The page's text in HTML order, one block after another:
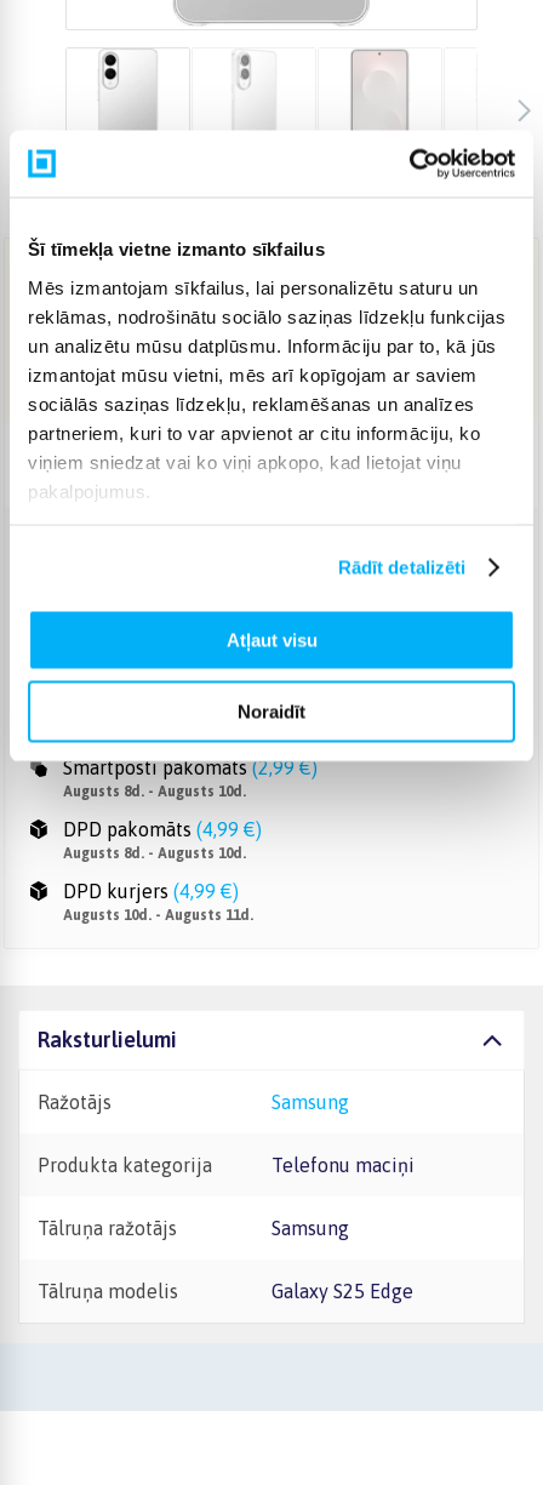
Šī tīmekļa vietne izmanto sīkfailus
Mēs izmantojam sīkfailus, lai personalizētu saturu un
reklāmas, nodrošinātu sociālo saziņas līdzekļu funkcijas
un analizētu mūsu datplūsmu. Informāciju par to, kā jūs
izmantojat mūsu vietni, mēs arī kopīgojam ar saviem
sociālās saziņas līdzekļu, reklamēšanas un analīzes
partneriem, kuri to var apvienot ar citu informāciju, ko
viņiem sniedzat vai ko viņi apkopo, kad lietojat viņu
pakalpojumus.
Rādīt detalizēti
Atļaut visu
Noraidīt
12,10 €
IELIKT GROZĀ
Piegāde: 2-3 d.d.
Apmaksā pilnu summu skaidrā naudā piegādes brīdī.
Augusts 10d. - Augusts 11d.
3,99 €)
Smartposti pakomāts (2,99 €)
Augusts 8d. - Augusts 10d.
DPD pakomāts (4,99 €)
Augusts 8d. - Augusts 10d.
DPD kurjers (4,99 €)
Augusts 10d. - Augusts 11d.
Raksturlielumi
Ražotājs Samsung
Produkta kategorija Telefonu maciņi
Tālruņa ražotājs Samsung
Tālruņa modelis Galaxy S25 Edge